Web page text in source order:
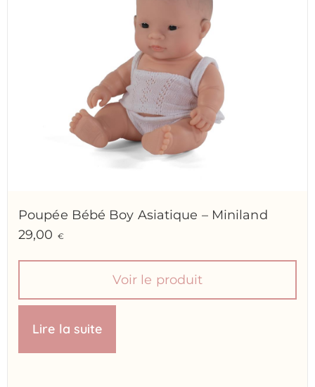
Poupée Bébé Boy Asiatique – Miniland
29,00 €
Voir le produit
Lire la suite